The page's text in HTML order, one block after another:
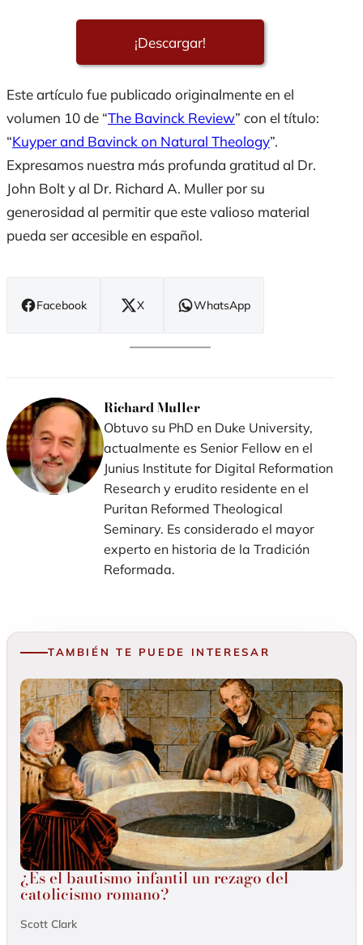
¡Descargar!
Este artículo fue publicado originalmente en el
volumen 10 de “The Bavinck Review” con el título:
“Kuyper and Bavinck on Natural Theology”.
Expresamos nuestra más profunda gratitud al Dr.
John Bolt y al Dr. Richard A. Muller por su
generosidad al permitir que este valioso material
pueda ser accesible en español.
Facebook
(se
X
(se
en
WhatsApp
(se
Richard Muller
Obtuvo su PhD en Duke University,
actualmente es Senior Fellow en el
Junius Institute for Digital Reformation
Research y erudito residente en el
Puritan Reformed Theological
Seminary. Es considerado el mayor
experto en historia de la Tradición
Reformada.
TAMBIÉN TE PUEDE INTERESAR
¿Es el bautismo infantil un rezago del
catolicismo romano?
Scott Clark